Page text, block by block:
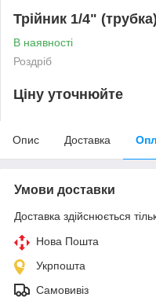
Трійник 1/4" (трубка)
В наявності
Роздріб
Ціну уточнюйте
Опис Доставка
Умови доставки
Доставка здійснюється
Нова Пошта
Укрпошта
Самовивіз